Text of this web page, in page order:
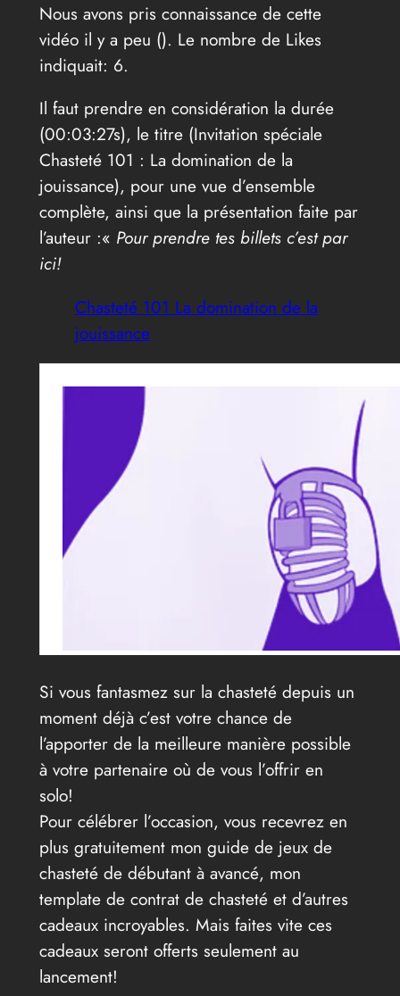
Nous avons pris connaissance de cette
vidéo il y a peu (). Le nombre de Likes
indiquait: 6.
Il faut prendre en considération la durée
(00:03:27s), le titre (Invitation spéciale
Chasteté 101 : La domination de la
jouissance), pour une vue d’ensemble
complète, ainsi que la présentation faite par
l’auteur :« Pour prendre tes billets c’est par
ici!
Chasteté 101 La domination de la
jouissance
Si vous fantasmez sur la chasteté depuis un
moment déjà c’est votre chance de
l’apporter de la meilleure manière possible
à votre partenaire où de vous l’offrir en
solo!
Pour célébrer l’occasion, vous recevrez en
plus gratuitement mon guide de jeux de
chasteté de débutant à avancé, mon
template de contrat de chasteté et d’autres
cadeaux incroyables. Mais faites vite ces
cadeaux seront offerts seulement au
lancement!